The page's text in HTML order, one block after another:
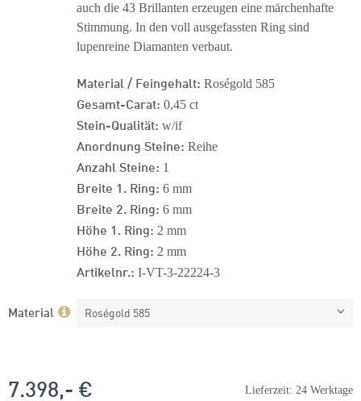
auch die 43 Brillanten erzeugen eine märchenhafte
Stimmung. In den voll ausgefassten Ring sind
lupenreine Diamanten verbaut.
Material / Feingehalt: Roségold 585
Gesamt-Carat: 0,45 ct
Stein-Qualität: w/if
Anordnung Steine: Reihe
Anzahl Steine: 1
Breite 1. Ring: 6 mm
Breite 2. Ring: 6 mm
Höhe 1. Ring: 2 mm
Höhe 2. Ring: 2 mm
Artikelnr.: I-VT-3-22224-3
Material Roségold 585
Lieferzeit: 24 Werktage
7.398,- €